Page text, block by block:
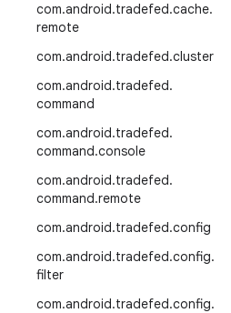
com.android.tradefed.cache.
remote
com.android.tradefed.cluster
com.android.tradefed.
command
com.android.tradefed.
command.console
com.android.tradefed.
command.remote
com.android.tradefed.config
com.android.tradefed.config.
filter
com.android.tradefed.config.